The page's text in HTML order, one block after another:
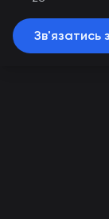
Зв'язатись